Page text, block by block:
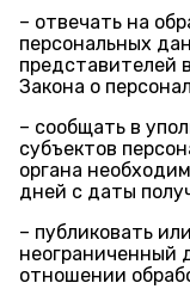
– отвечать на
персональных
представителей
Закона о
– сообщать в
субъектов
органа
дней с даты
– публиковать
неограниченный
отношении